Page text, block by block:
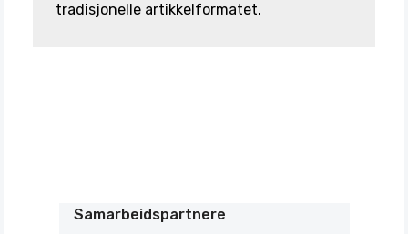
tradisjonelle artikkelformatet.
Samarbeidspartnere